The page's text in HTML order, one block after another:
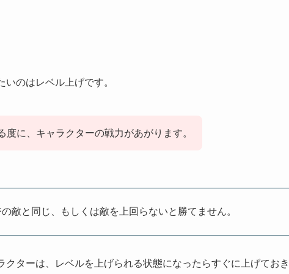
のはレベル上げです。
度に、キャラクターの戦力があがります。
敵と同じ、もしくは敵を上回らないと勝てません。
ターは、レベルを上げられる状態になったらすぐに上げておき